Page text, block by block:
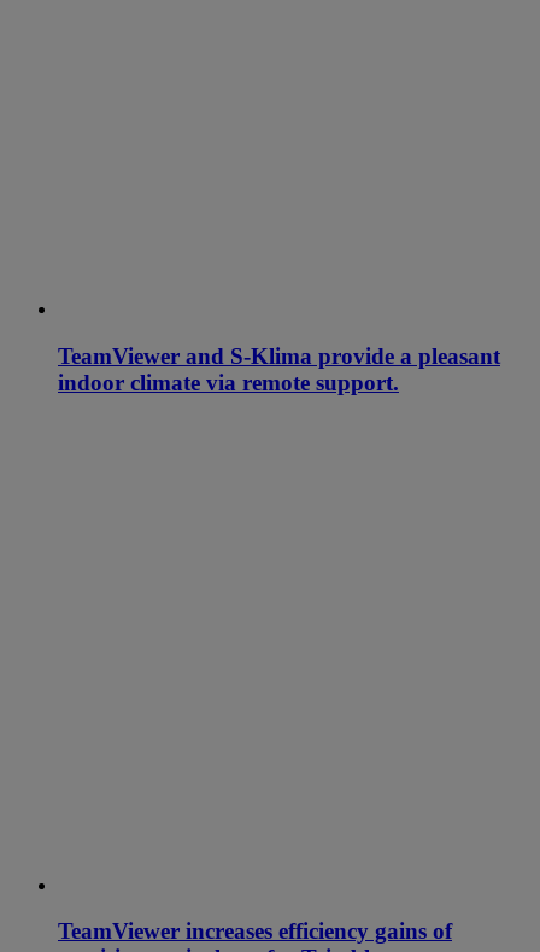
TeamViewer and S-Klima provide a pleasant
indoor climate via remote support.
TeamViewer increases efficiency gains of